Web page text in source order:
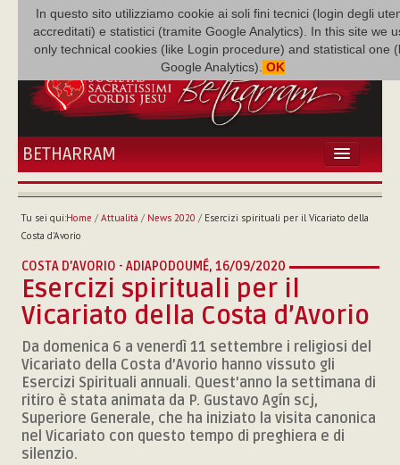
In questo sito utilizziamo cookie ai soli fini tecnici (login degli
accreditati) e statistici (tramite Google Analytics). In this site we
only technical cookies (like Login procedure) and statistical one
Google Analytics). OK
BETHARRAM
HOME
BÉTHARRAM
MISSIONE
NEF
MEDIATECA
P. AUGUSTO ETCHECOPAR
Tu sei qui:Home / Attualità / News 2020 / Esercizi spirituali per il Vicariato della
Costa d’Avorio
COSTA D’AVORIO - ADIAPODOUMÉ, 16/09/2020
Esercizi spirituali per il
Vicariato della Costa d’Avorio
Da domenica 6 a venerdì 11 settembre i religiosi del
Vicariato della Costa d’Avorio hanno vissuto gli
Esercizi Spirituali annuali. Quest’anno la settimana di
ritiro è stata animata da P. Gustavo Agín scj,
Superiore Generale, che ha iniziato la visita canonica
nel Vicariato con questo tempo di preghiera e di
silenzio.